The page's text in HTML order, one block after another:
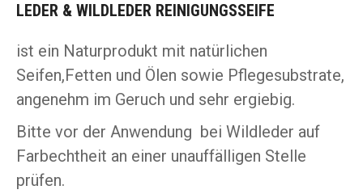
LEDER & WILDLEDER REINIGUNGSSEIFE
ist ein Naturprodukt mit natürlichen
Seifen,Fetten und Ölen sowie Pflegesubstrate,
angenehm im Geruch und sehr ergiebig.
Bitte vor der Anwendung bei Wildleder auf
Farbechtheit an einer unauffälligen Stelle
prüfen.